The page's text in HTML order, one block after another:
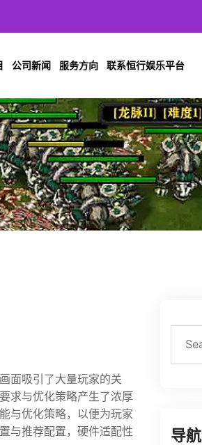
公司新闻 服务方向 联系恒行娱乐平台
面吸引了大量玩家的关
求与优化策略产生了浓厚
与优化策略，以便为玩家
与推荐配置，硬件适配性
导航